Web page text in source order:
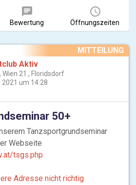
chat
Bewertung
query_builder
Öffnungszeiten
MITTEILUNG
Aktiv
Wien 21., Floridsdorf
2021 um 14:28
50+
Tanzsportgrundseminar
Webseite
tsgs.php
Adresse nicht richtig